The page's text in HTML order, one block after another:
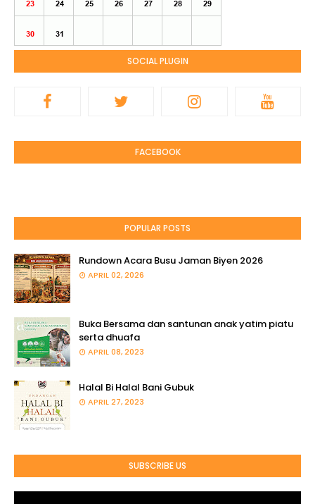
SOCIAL PLUGIN
FACEBOOK
POPULAR POSTS
Rundown Acara Busu Jaman Biyen 2026
APRIL 02, 2026
Buka Bersama dan santunan anak yatim piatu
serta dhuafa
APRIL 08, 2023
Halal Bi Halal Bani Gubuk
APRIL 27, 2023
SUBSCRIBE US